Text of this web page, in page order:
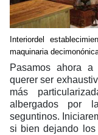
Interiordel
maquinaria
Pasamos ahora
querer ser
más
albergados por
seguntinos.
si bien dejando